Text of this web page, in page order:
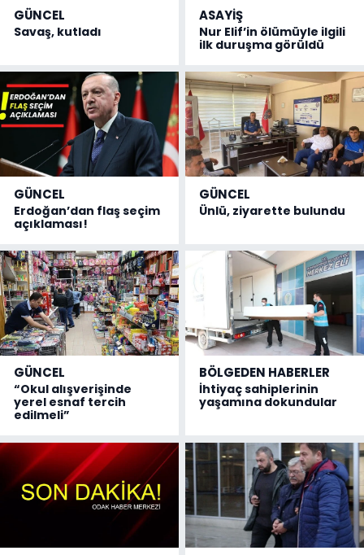
GÜNCEL
Savaş, kutladı
ASAYİŞ
Nur Elif’in ölümüyle ilgili
ilk duruşma görüldü
GÜNCEL
Erdoğan’dan flaş seçim
açıklaması!
GÜNCEL
Ünlü, ziyarette bulundu
GÜNCEL
“Okul alışverişinde
yerel esnaf tercih
edilmeli”
BÖLGEDEN HABERLER
İhtiyaç sahiplerinin
yaşamına dokundular